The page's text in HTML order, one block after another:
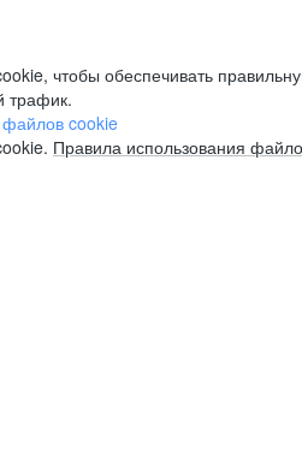
чтобы обеспечивать
трафик.
файлов cookie
Правила использования